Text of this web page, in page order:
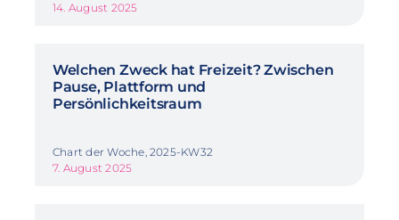
14. August 2025
Welchen Zweck hat Freizeit? Zwischen
Pause, Plattform und
Persönlichkeitsraum
Chart der Woche, 2025-KW32
7. August 2025